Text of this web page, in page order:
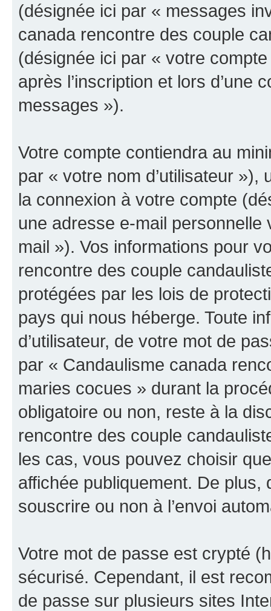
(désignée ici par « messages
canada rencontre des couple
(désignée ici par « votre
après l’inscription et lors d’une
messages »).
Votre compte contiendra au
par « votre nom d’utilisateur
la connexion à votre compte
une adresse e-mail
mail »). Vos informations pour
rencontre des couple
protégées par les lois de
pays qui nous héberge. Toute
d’utilisateur, de votre mot de
par « Candaulisme canada
maries cocues » durant la
obligatoire ou non, reste à la
rencontre des couple
les cas, vous pouvez choisir
affichée publiquement. De
souscrire ou non à l’envoi
Votre mot de passe est crypté
sécurisé. Cependant, il est
de passe sur plusieurs sites